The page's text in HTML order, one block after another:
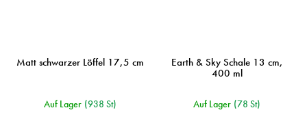
Matt schwarzer Löffel 17,5 cm
Auf Lager (938 St)
Earth & Sky Schale 13 cm,
400 ml
Auf Lager (78 St)